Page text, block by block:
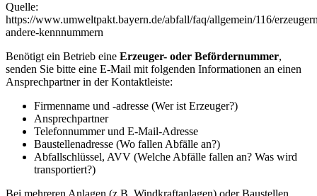
Quelle:
https://www.umweltpakt.bayern.de/abfall/faq/allgemein/116/
andere-kennnummern
Benötigt ein Betrieb eine Erzeuger- oder Befördernummer,
senden Sie bitte eine E-Mail mit folgenden Informationen an einen
Ansprechpartner in der Kontaktleiste:
Firmenname und -adresse (Wer ist Erzeuger?)
Ansprechpartner
Telefonnummer und E-Mail-Adresse
Baustellenadresse (Wo fallen Abfälle an?)
Abfallschlüssel, AVV (Welche Abfälle fallen an? Was wird
transportiert?)